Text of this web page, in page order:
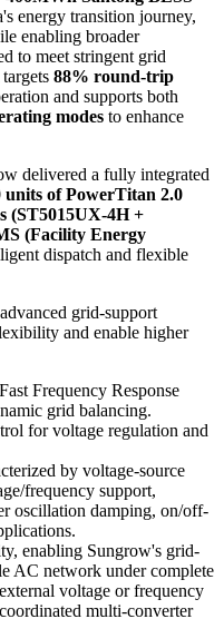
-- Sungrow, the
storage system
of theSantong
, owned and developed
marking another major
energy storage system
System (BESS)
Santong BESS
energy transition journey,
enabling broader
to meet stringent grid
targets88% round-trip
and supports both
modes
delivered a fully integrated
units of PowerTitan 2.0
(ST5015UX-4H +
(Facility Energy
dispatch and flexible
grid-support
and enable higher